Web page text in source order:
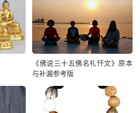
《佛说三十五佛名礼忏文》原本
与补漏参考版